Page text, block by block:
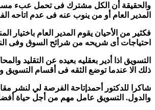
والحقيقة أن الكل مشترك فى تحمل عبء
المدير العام أو من ينوب عنه فى عدم اتاحه
فكثير من الأحيان يقوم المدير العام
احتياجات أى شريحه من شرائح السوق وفى
التسويق اذا أدير بعقليه بعيده عن التقليد
ذلك الا عندما توضع الثقه فى أقسام
شاكرا للدكتور أحمدإتاحة الفرصة لي لنشر
والدول. التسويق عامل مهم من أجل حياة